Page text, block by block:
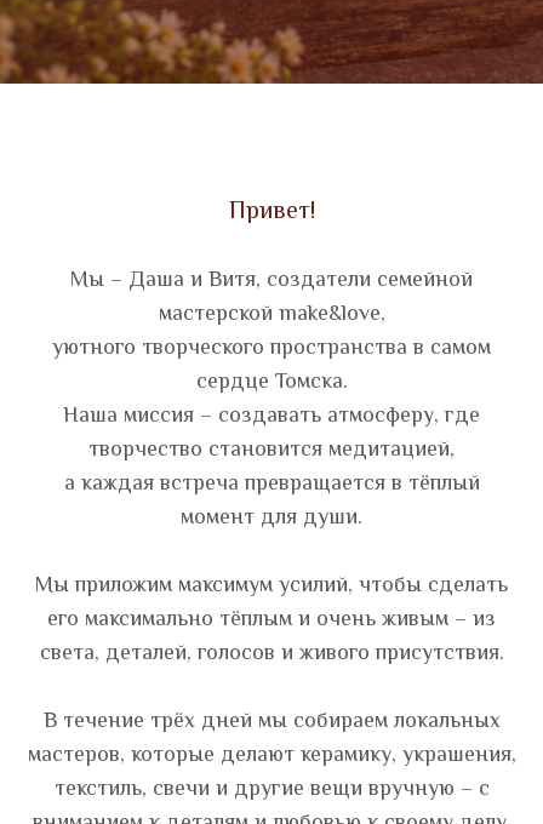
Привет!
Мы – Даша и Витя, создатели семейной
мастерской make&love,
уютного творческого пространства в самом
сердце Томска.
Наша миссия – создавать атмосферу, где
творчество становится медитацией,
а каждая встреча превращается в тёплый
момент для души.
Мы приложим максимум усилий, чтобы сделать
его максимально тёплым и очень живым – из
света, деталей, голосов и живого присутствия.
В течение трёх дней мы собираем локальных
мастеров, которые делают керамику, украшения,
текстиль, свечи и другие вещи вручную – с